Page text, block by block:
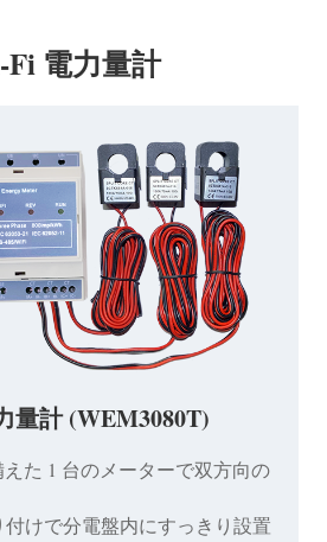
電力量計
量計 (WEM3080T)
た 1 台のメーターで双方向の
けで分電盤内にすっきり設置